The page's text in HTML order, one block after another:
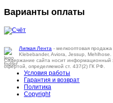
Варианты оплаты
Липкая Лента - мелкооптовая
Klebebander, Aviora, Jessup, Mehlhose.
Содержание сайта носит информационный
офертой, определяемой ст. 437(2) ГК РФ.
Условия работы
Гарантия и возврат
Политика
Copyright